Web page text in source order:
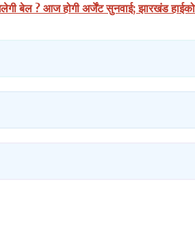
बेल ? आज होगी अर्जेंट सुनवाई; झारखंड